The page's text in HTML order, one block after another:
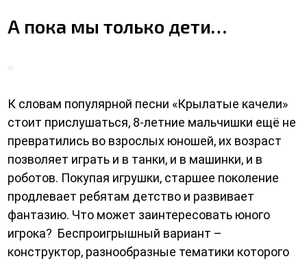
А пока мы только дети…
К словам популярной песни «Крылатые качели»
стоит прислушаться, 8-летние мальчишки ещё не
превратились во взрослых юношей, их возраст
позволяет играть и в танки, и в машинки, и в
роботов. Покупая игрушки, старшее поколение
продлевает ребятам детство и развивает
фантазию. Что может заинтересовать юного
игрока? Беспроигрышный вариант –
конструктор, разнообразные тематики которого